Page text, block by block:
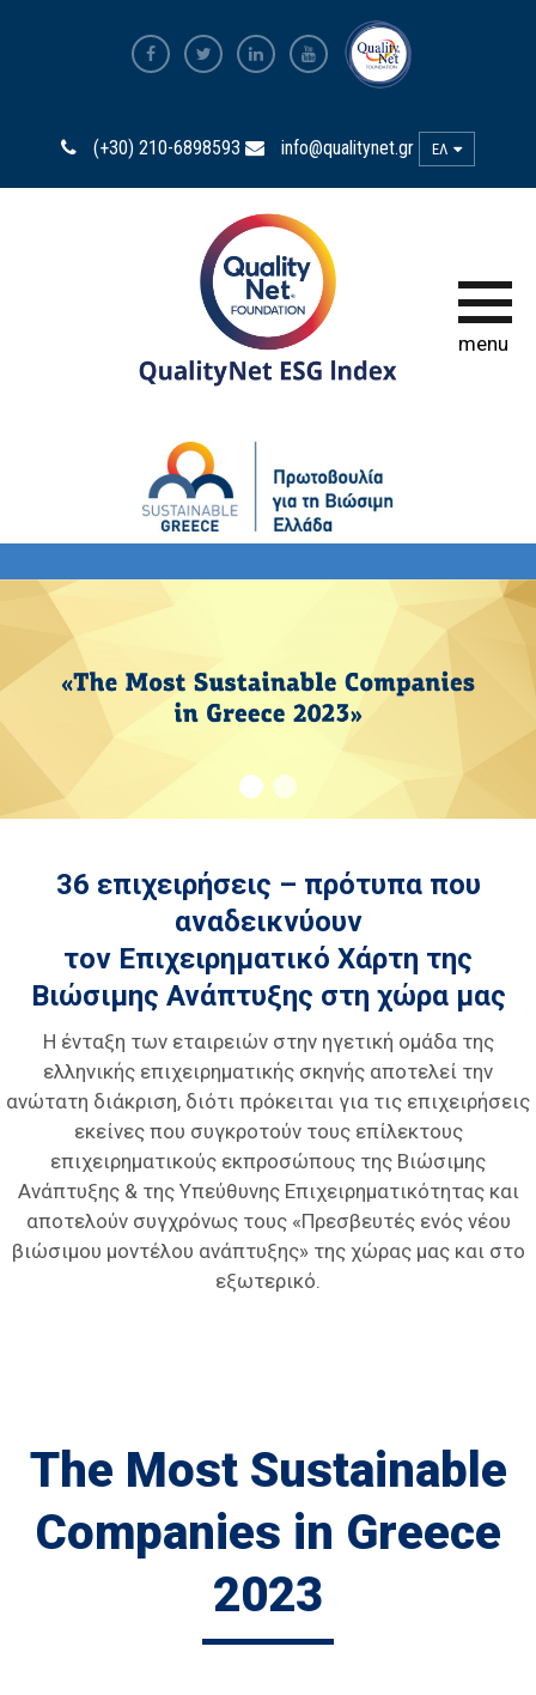
ESG Index 2025
ESG Index 2024
ESG Index 2023
ESG Index 2022
ESG Index 2020
ΤΡΟΠΟΣ ΣΥΜΜΕΤΟΧΗΣ
(+30) 210-6898593 info@qualitynet.gr ΕΛ
menu
36 επιχειρήσεις – πρότυπα που
αναδεικνύουν
τον Επιχειρηματικό Χάρτη της
Βιώσιμης Ανάπτυξης στη χώρα μας
Η ένταξη των εταιρειών στην ηγετική ομάδα της
ελληνικής επιχειρηματικής σκηνής αποτελεί την
ανώτατη διάκριση, διότι πρόκειται για τις επιχειρήσεις
εκείνες που συγκροτούν τους επίλεκτους
επιχειρηματικούς εκπροσώπους της Βιώσιμης
Ανάπτυξης & της Υπεύθυνης Επιχειρηματικότητας και
αποτελούν συγχρόνως τους «Πρεσβευτές ενός νέου
βιώσιμου μοντέλου ανάπτυξης» της χώρας μας και στο
εξωτερικό.
The Most Sustainable
Companies in Greece
2023